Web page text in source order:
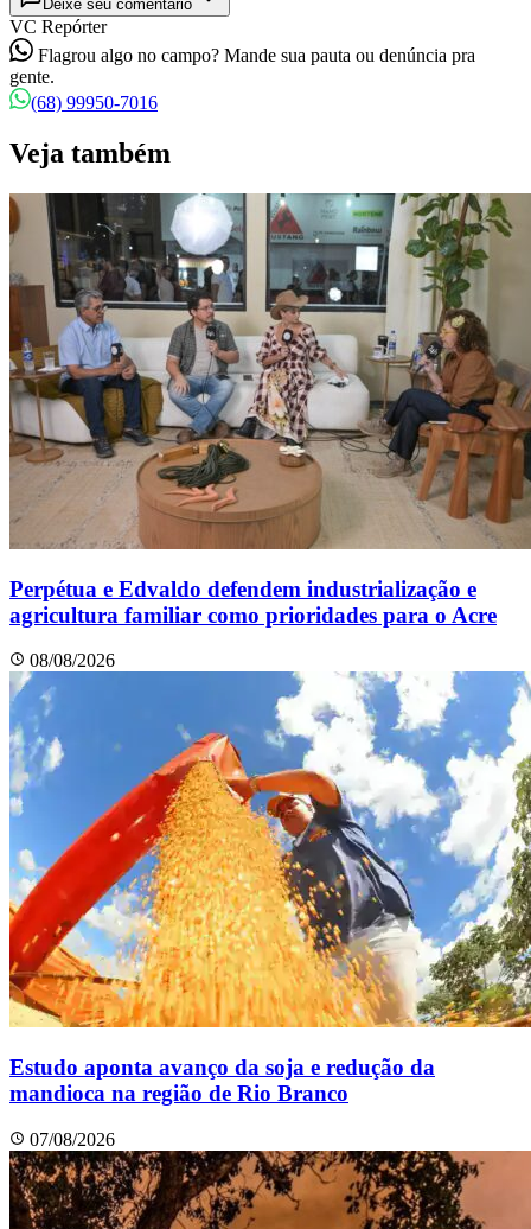
Deixe seu comentário
VC Repórter
Flagrou algo no campo? Mande sua pauta ou denúncia pra
gente.
(68) 99950-7016
Veja também
Perpétua e Edvaldo defendem industrialização e
agricultura familiar como prioridades para o Acre
08/08/2026
Estudo aponta avanço da soja e redução da
mandioca na região de Rio Branco
07/08/2026